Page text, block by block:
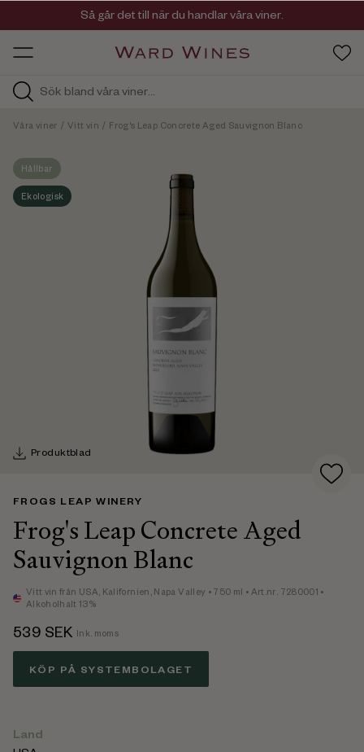
HOS
Viner med kvalitet, ursprung & personlighet
Så går det till när du handlar våra viner.
Hållbar
Ekologisk
Våra viner / Vitt vin / Frog's Leap Concrete Aged Sauvignon Blanc
Produktblad
FROGS LEAP WINERY
Frog's Leap Concrete Aged
Sauvignon Blanc
Vitt vin från USA, Kalifornien, Napa Valley • 750 ml • Art.nr. 7280001 •
Alkoholhalt 13%
539 SEK Ink. moms
KÖP PÅ SYSTEMBOLAGET
Land